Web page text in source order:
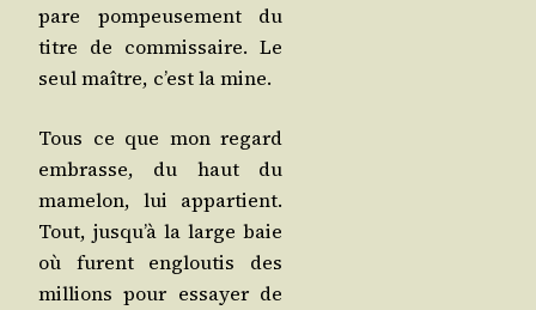
pare pom­peu­se­ment du
titre de com­mis­saire. Le
seul maître, c’est la mine.
Tous ce que mon regard
embrasse, du haut du
mame­lon, lui appar­tient.
Tout, jus­qu’à la large baie
où furent englou­tis des
mil­lions pour essayer de